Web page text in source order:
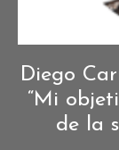
Diego
“Mi
de la